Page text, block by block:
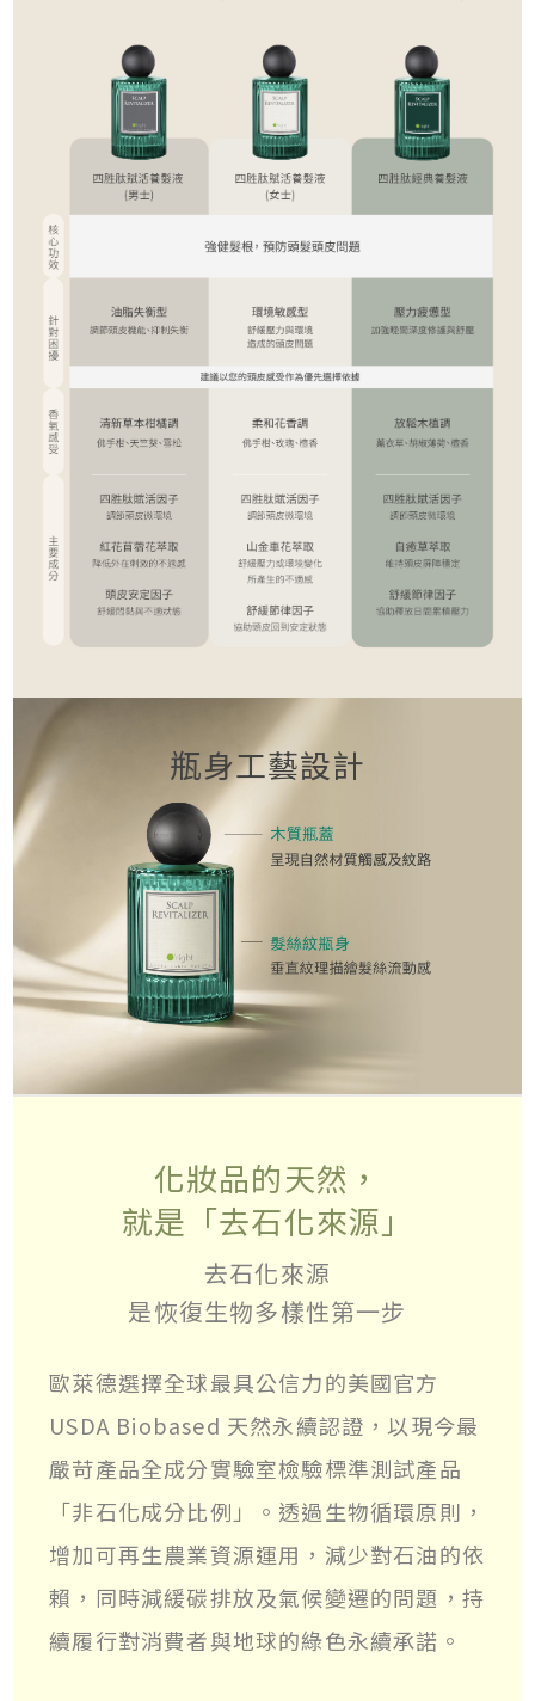
瓶身工藝設計
化妝品的天然，
就是「去石化來源」
去石化來源
是恢復生物多樣性第一步
歐萊德選擇全球最具公信力的美國官方
USDA Biobased 天然永續認證，以現今最
嚴苛產品全成分實驗室檢驗標準測試產品
「非石化成分比例」。透過生物循環原則，
增加可再生農業資源運用，減少對石油的依
賴，同時減緩碳排放及氣候變遷的問題，持
續履行對消費者與地球的綠色永續承諾。